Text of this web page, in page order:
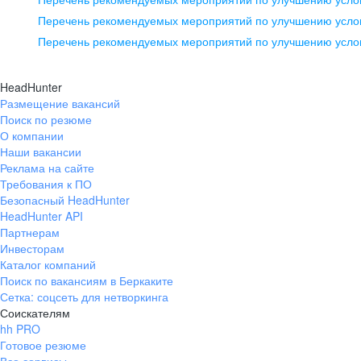
pr@ural.hh.ru
помещение 21
+7 383 207-94-64
pr@nsk.hh.ru
Перечень рекомендуемых мероприятий по улучшению
Перечень рекомендуемых мероприятий по улучшению
HeadHunter
Размещение вакансий
Поиск по резюме
О компании
Наши вакансии
Реклама на сайте
Требования к ПО
Безопасный HeadHunter
HeadHunter API
Партнерам
Инвесторам
Каталог компаний
Поиск по вакансиям в Беркаките
Сетка: соцсеть для нетворкинга
Соискателям
hh PRO
Готовое резюме